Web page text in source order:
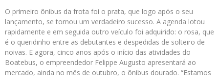
O primeiro ônibus da frota foi o prata, que logo após o seu
lançamento, se tornou um verdadeiro sucesso. A agenda lotou
rapidamente e em seguida outro veículo foi adquirido: o rosa, que
é o queridinho entre as debutantes e despedidas de solteiro de
noivas. E agora, cinco anos após o início das atividades do
Boatebus, o empreendedor Felippe Augusto apresentará ao
mercado, ainda no mês de outubro, o ônibus dourado. “Estamos